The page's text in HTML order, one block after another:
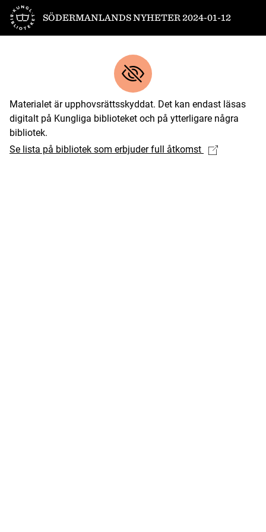
Till startsidan
SÖDERMANLANDS NYHETER 2024-01-12
Materialet är upphovsrättsskyddat. Det kan endast läsas
digitalt på Kungliga biblioteket och på ytterligare några
bibliotek.
Se lista på bibliotek som erbjuder full åtkomst